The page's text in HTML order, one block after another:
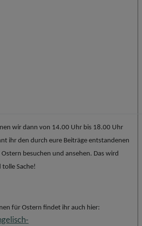
wir dann von 14.00 Uhr bis 18.00 Uhr
ihr den durch eure Beiträge entstandenen
Ostern besuchen und ansehen. Das wird
Sache!
für Ostern findet ihr auch hier: